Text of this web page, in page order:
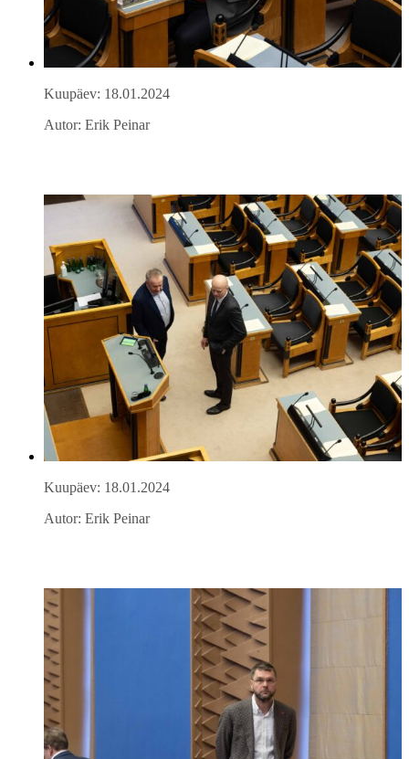
Kuupäev: 18.01.2024
Autor: Erik Peinar
Kuupäev: 18.01.2024
Autor: Erik Peinar